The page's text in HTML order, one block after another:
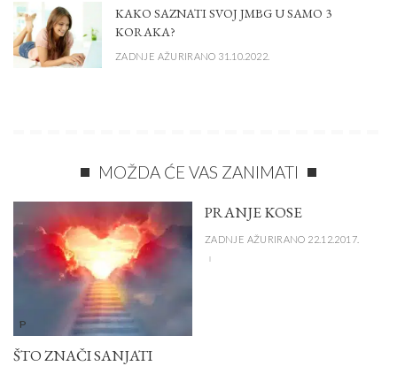
KAKO SAZNATI SVOJ JMBG U SAMO 3
KORAKA?
ZADNJE AŽURIRANO 31.10.2022.
MOŽDA ĆE VAS ZANIMATI
P
ŠTO ZNAČI SANJATI
PRANJE KOSE
ZADNJE AŽURIRANO 22.12.2017.